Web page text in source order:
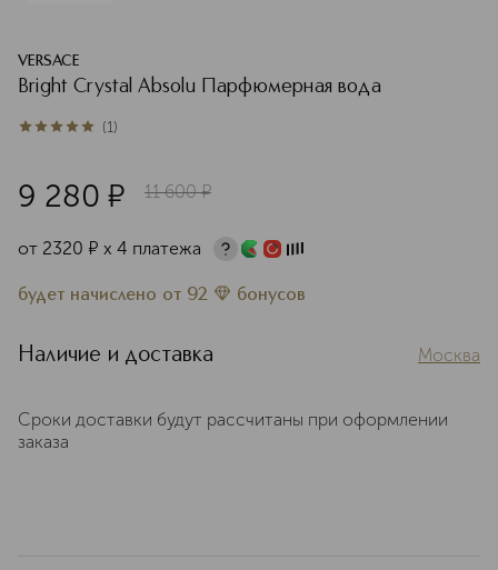
VERSACE
Bright Crystal Absolu Парфюмерная вода
5из 51 (1)
9 280 ¤ 11 600 ¤
от 2320 ¤ х 4 платежа
будет начислено от 92 бонусов
Наличие и доставка Москва
Сроки доставки будут рассчитаны при оформлении
заказа